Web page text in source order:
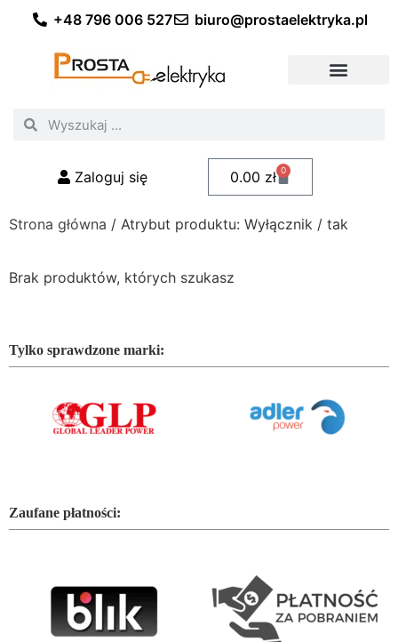
+48 796 006 527 biuro@prostaelektryka.pl
Zaloguj się 0.00 zł 0
Strona główna / Atrybut produktu: Wyłącznik / tak
Brak produktów, których szukasz
Tylko sprawdzone marki:
Zaufane płatności: